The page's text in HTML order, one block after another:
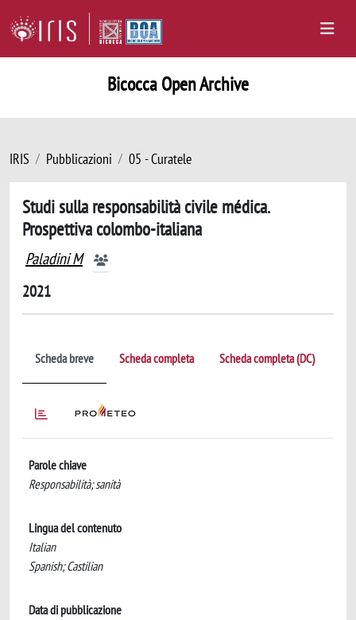
Bicocca Open Archive
IRIS Pubblicazioni 05 - Curatele
Studi sulla responsabilità civile médica.
Prospettiva colombo-italiana
Paladini M
2021
Scheda breve Scheda completa Scheda completa (DC)
Parole chiave
Responsabilità; sanità
Lingua del contenuto
Italian
Spanish; Castilian
Data di pubblicazione